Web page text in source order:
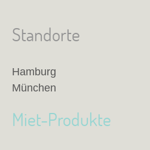
Standorte
Hamburg
München
Miet-Produkte